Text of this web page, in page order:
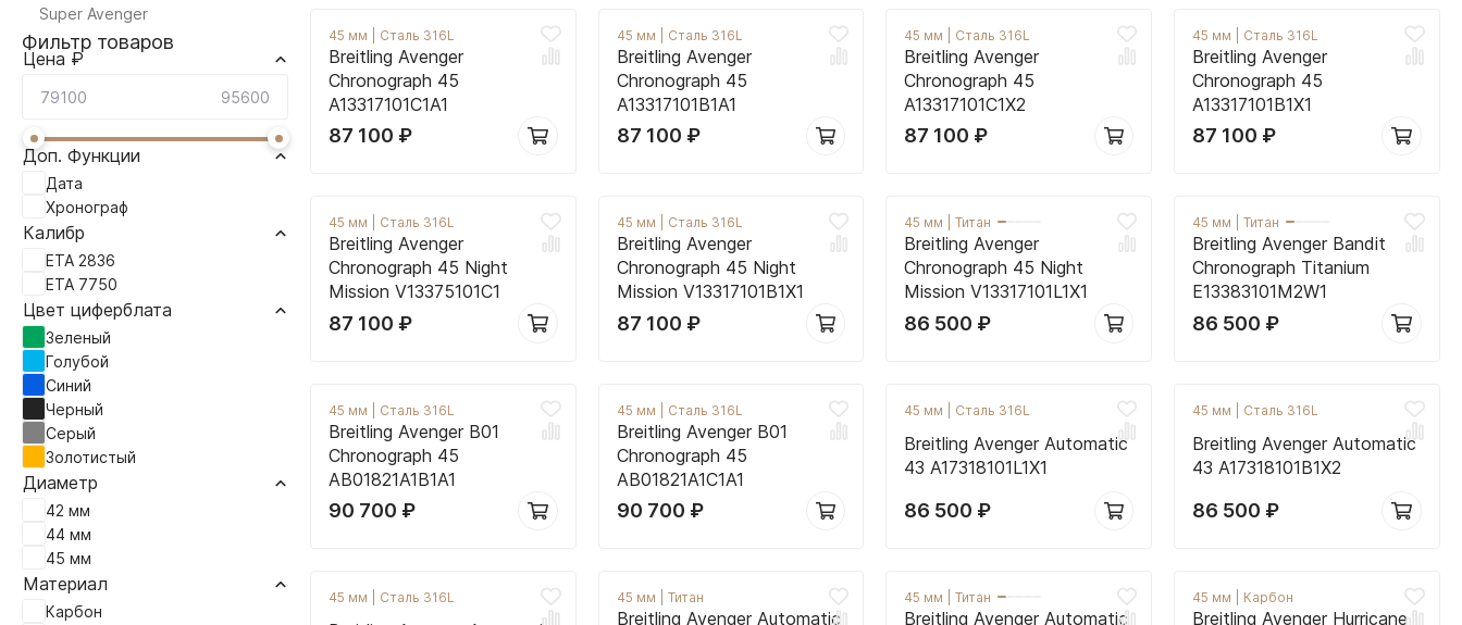
45 мм Сталь 316L
Breitling Avenger
Chronograph 45
A13317101C1A1
87 100 ₽
45 мм Сталь 316L
Breitling Avenger
Chronograph 45
A13317101B1A1
87 100 ₽
45 мм Сталь 316L
Breitling Avenger
Chronograph 45
A13317101C1X2
87 100 ₽
45 мм Сталь 316L
Breitling Avenger
Chronograph 45
A13317101B1X1
87 100 ₽
45 мм Сталь 316L
Breitling Avenger
Chronograph 45 Night
Mission V13375101C1
87 100 ₽
45 мм Сталь 316L
Breitling Avenger
Chronograph 45 Night
Mission V13317101B1X1
87 100 ₽
45 мм |Титан
Breitling Avenger
Chronograph 45 Night
Mission V13317101L1X1
86 500 ₽
45 мм |Титан
Breitling Avenger Bandit
Chronograph Titanium
E13383101M2W1
86 500 ₽
45 мм Сталь 316L
Breitling Avenger B01
Chronograph 45
AB01821A1B1A1
90 700 ₽
45 мм Сталь 316L
Breitling Avenger B01
Chronograph 45
AB01821A1C1A1
90 700 ₽
45 мм Сталь 316L
Breitling Avenger Automatic
43 A17318101L1X1
86 500 ₽
45 мм Сталь 316L
Breitling Avenger Automatic
43 A17318101B1X2
86 500 ₽
45 мм Сталь 316L 45 мм Титан
Breitling Avenger Automatic
45 мм |Титан
Breitling Avenger Automatic
45 мм Карбон
Breitling Avenger Hurricane
Super Avenger
Фильтр товаров
Цена ₽
Доп. Функции
Дата
Хронограф
Калибр
ETA 2836
ETA 7750
Цвет циферблата
Зеленый
Голубой
Синий
Черный
Серый
Золотистый
Диаметр
42 мм
44 мм
45 мм
Материал
Карбон